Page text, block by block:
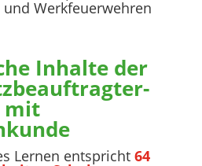
Werkfeuerwehren
Inhalte der
mit
Lernen entspricht64